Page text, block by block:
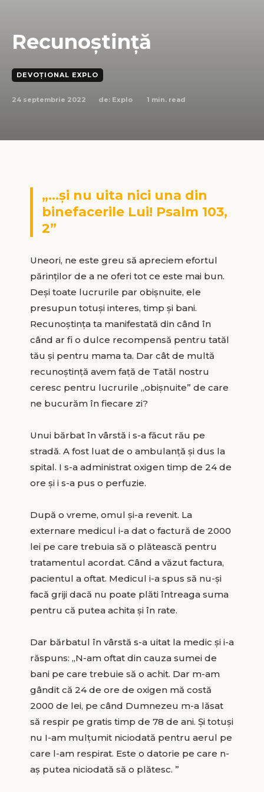
Recunoștință
DEVOȚIONAL EXPLO
24 septembrie 2022 de: Explo 1 min. read
„…și nu uita nici una din
binefacerile Lui! Psalm 103,
2”
Uneori, ne este greu să apreciem efortul
părinților de a ne oferi tot ce este mai bun.
Deși toate lucrurile par obișnuite, ele
presupun totuși interes, timp și bani.
Recunoștința ta manifestată din când în
când ar fi o dulce recompensă pentru tatăl
tău și pentru mama ta. Dar cât de multă
recunoștință avem față de Tatăl nostru
ceresc pentru lucrurile „obișnuite” de care
ne bucurăm în fiecare zi?
Unui bărbat în vârstă i s-a făcut rău pe
stradă. A fost luat de o ambulanță și dus la
spital. I s-a administrat oxigen timp de 24 de
ore și i s-a pus o perfuzie.
După o vreme, omul și-a revenit. La
externare medicul i-a dat o factură de 2000
lei pe care trebuia să o plătească pentru
tratamentul acordat. Când a văzut factura,
pacientul a oftat. Medicul i-a spus să nu-și
facă griji dacă nu poate plăti întreaga suma
pentru că putea achita și în rate.
Dar bărbatul în vârstă s-a uitat la medic și i-a
răspuns: „N-am oftat din cauza sumei de
bani pe care trebuie să o achit. Dar m-am
gândit că 24 de ore de oxigen mă costă
2000 de lei, pe când Dumnezeu m-a lăsat
să respir pe gratis timp de 78 de ani. Și totuși
nu I-am mulțumit niciodată pentru aerul pe
care l-am respirat. Este o datorie pe care n-
aș putea niciodată să o plătesc. ”